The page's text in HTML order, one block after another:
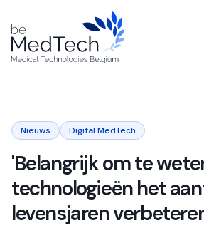
Nieuws Digital MedTech
'Belangrijk om te
technologieën het
levensjaren